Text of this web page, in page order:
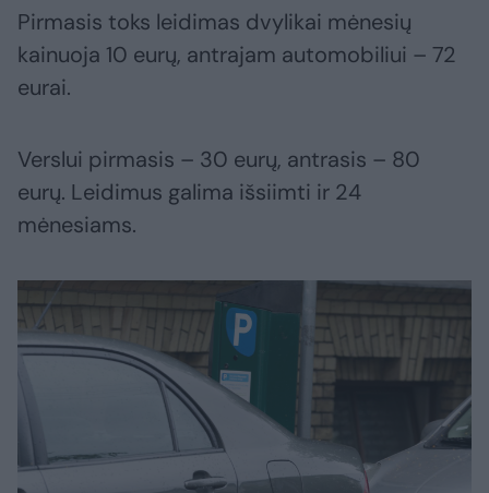
Pirmasis toks leidimas dvylikai mėnesių
kainuoja 10 eurų, antrajam automobiliui – 72
eurai.
Verslui pirmasis – 30 eurų, antrasis – 80
eurų. Leidimus galima išsiimti ir 24
mėnesiams.